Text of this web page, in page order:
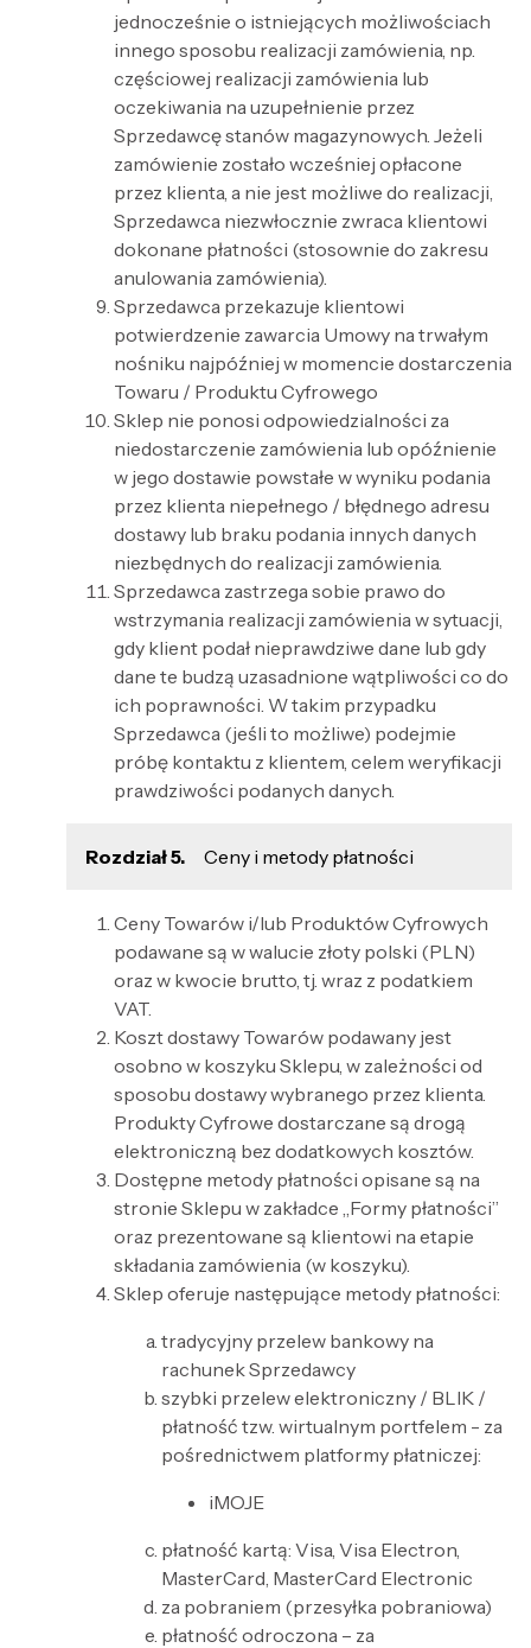
jednocześnie o istniejących możliwościach
innego sposobu realizacji zamówienia, np.
częściowej realizacji zamówienia lub
oczekiwania na uzupełnienie przez
Sprzedawcę stanów magazynowych. Jeżeli
zamówienie zostało wcześniej opłacone
przez klienta, a nie jest możliwe do realizacji,
Sprzedawca niezwłocznie zwraca klientowi
dokonane płatności (stosownie do zakresu
anulowania zamówienia).
Sprzedawca przekazuje klientowi
potwierdzenie zawarcia Umowy na trwałym
nośniku najpóźniej w momencie dostarczenia
Towaru / Produktu Cyfrowego
Sklep nie ponosi odpowiedzialności za
niedostarczenie zamówienia lub opóźnienie
w jego dostawie powstałe w wyniku podania
przez klienta niepełnego / błędnego adresu
dostawy lub braku podania innych danych
niezbędnych do realizacji zamówienia.
Sprzedawca zastrzega sobie prawo do
wstrzymania realizacji zamówienia w sytuacji,
gdy klient podał nieprawdziwe dane lub gdy
dane te budzą uzasadnione wątpliwości co do
ich poprawności. W takim przypadku
Sprzedawca (jeśli to możliwe) podejmie
próbę kontaktu z klientem, celem weryfikacji
prawdziwości podanych danych.
Rozdział 5. Ceny i metody płatności
Ceny Towarów i/lub Produktów Cyfrowych
podawane są w walucie złoty polski (PLN)
oraz w kwocie brutto, tj. wraz z podatkiem
VAT.
Koszt dostawy Towarów podawany jest
osobno w koszyku Sklepu, w zależności od
sposobu dostawy wybranego przez klienta.
Produkty Cyfrowe dostarczane są drogą
elektroniczną bez dodatkowych kosztów.
Dostępne metody płatności opisane są na
stronie Sklepu w zakładce „Formy płatności”
oraz prezentowane są klientowi na etapie
składania zamówienia (w koszyku).
Sklep oferuje następujące metody płatności:
tradycyjny przelew bankowy na
rachunek Sprzedawcy
szybki przelew elektroniczny / BLIK /
płatność tzw. wirtualnym portfelem - za
pośrednictwem platformy płatniczej:
iMOJE
płatność kartą: Visa, Visa Electron,
MasterCard, MasterCard Electronic
za pobraniem (przesyłka pobraniowa)
płatność odroczona – za